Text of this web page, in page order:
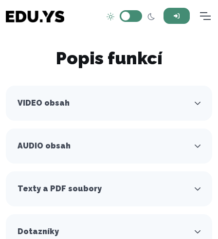
Popis funkcí
VIDEO obsah
AUDIO obsah
Texty a PDF soubory
Dotazníky